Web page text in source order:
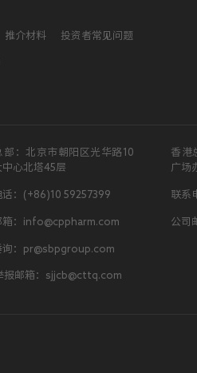
推介材料 投资者常见问题
部：北京市朝阳区光华路10
中心北塔45层
话：(+86)10 59257399
箱：info@cppharm.com
询：pr@sbpgroup.com
香港
广场
联系
公司
报邮箱：sjjcb@cttq.com